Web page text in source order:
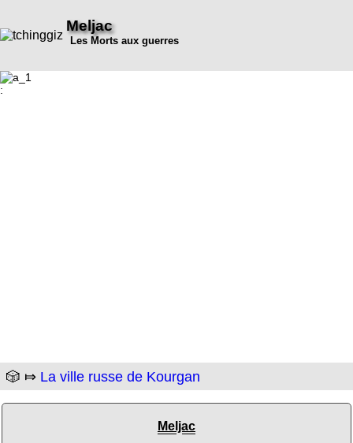
Meljac
Les Morts aux guerres
:
🎲 ⤇ La ville russe de Kourgan
Meljac